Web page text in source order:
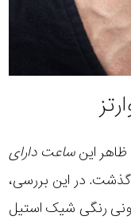
اینساعت دارای
گذشت. در این بررسی،
رنگی شیک استیل